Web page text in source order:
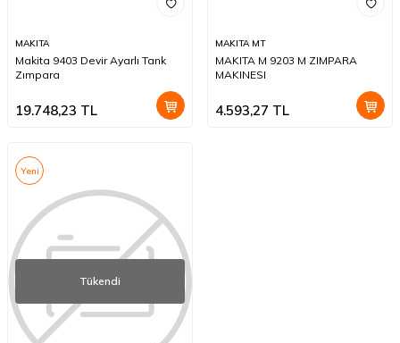
MAKITA
Makita 9403 Devir Ayarlı Tank
Zımpara
19.748,23 TL
MAKITA MT
MAKITA M 9203 M ZIMPARA
MAKINESI
4.593,27 TL
Yeni
Tükendi